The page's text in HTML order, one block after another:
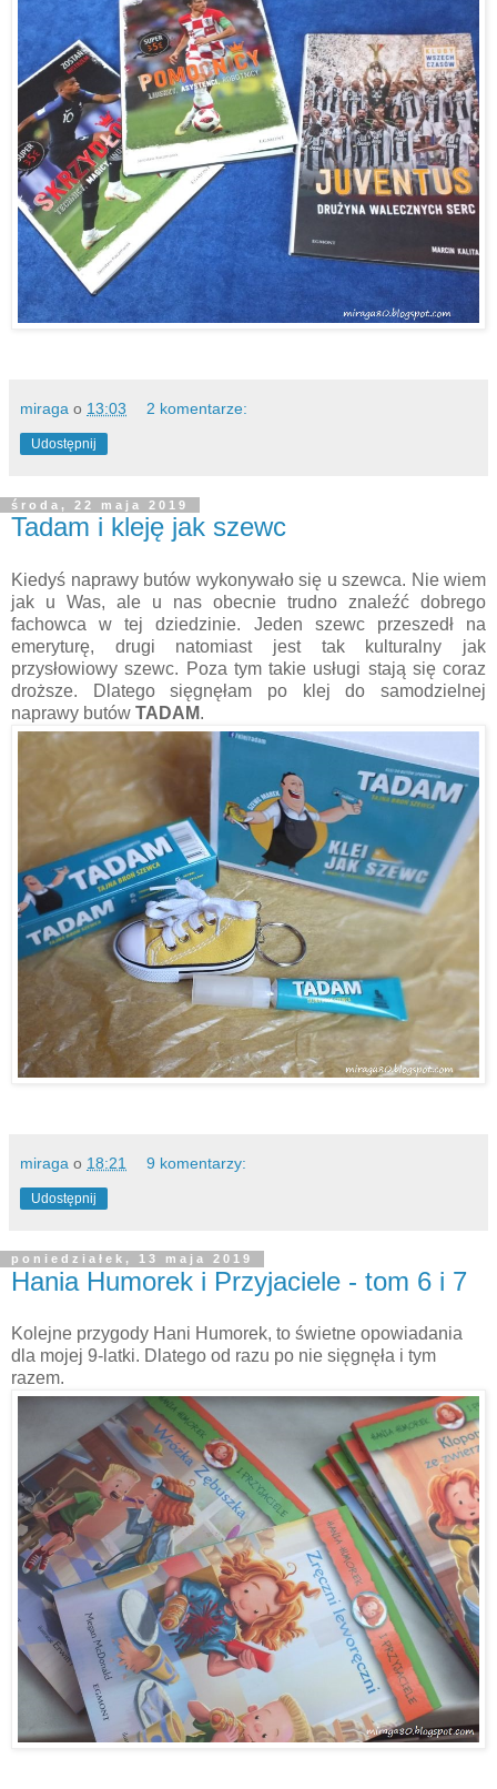
miraga o 13:03 2 komentarze:
Udostępnij
środa, 22 maja 2019
Tadam i kleję jak szewc
Kiedyś naprawy butów wykonywało się u szewca. Nie wiem
jak u Was, ale u nas obecnie trudno znaleźć dobrego
fachowca w tej dziedzinie. Jeden szewc przeszedł na
emeryturę, drugi natomiast jest tak kulturalny jak
przysłowiowy szewc. Poza tym takie usługi stają się coraz
droższe. Dlatego sięgnęłam po
klej do samodzielnej
naprawy butów TADAM.
miraga o 18:21 9 komentarzy:
Udostępnij
poniedziałek, 13 maja 2019
Hania Humorek i Przyjaciele - tom 6 i 7
Kolejne przygody Hani Humorek, to świetne opowiadania
dla mojej 9-latki. Dlatego od razu po nie sięgnęła i tym
razem.